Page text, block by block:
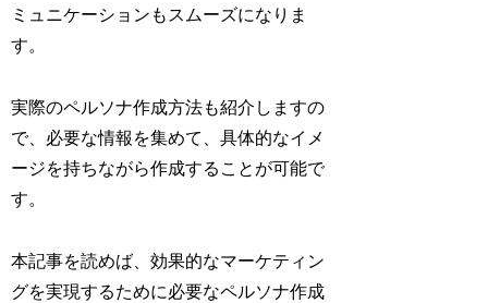
ミュニケーションもスムーズになりま
す。
実際のペルソナ作成方法も紹介しますの
で、必要な情報を集めて、具体的なイメ
ージを持ちながら作成することが可能で
す。
本記事を読めば、効果的なマーケティン
グを実現するために必要なペルソナ作成